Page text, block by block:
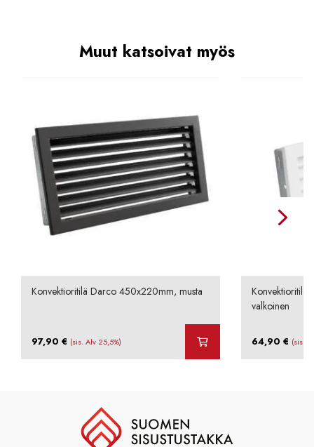
Muut katsoivat myös
Konvektioritilä Darco 450x220mm, musta
97,90€ (sis. Alv 25,5%)
Konvektioritilä
valkoinen
64,90 € (sis.